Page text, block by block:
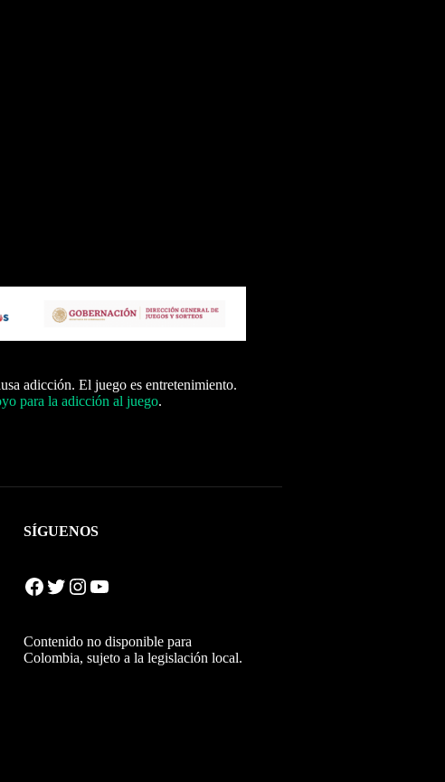
adicción. El juego es entretenimiento.
para la adicción al juego.
SÍGUENOS
Facebook Twitter Instagram YouTube
Contenido no disponible para
Colombia, sujeto a la legislación local.